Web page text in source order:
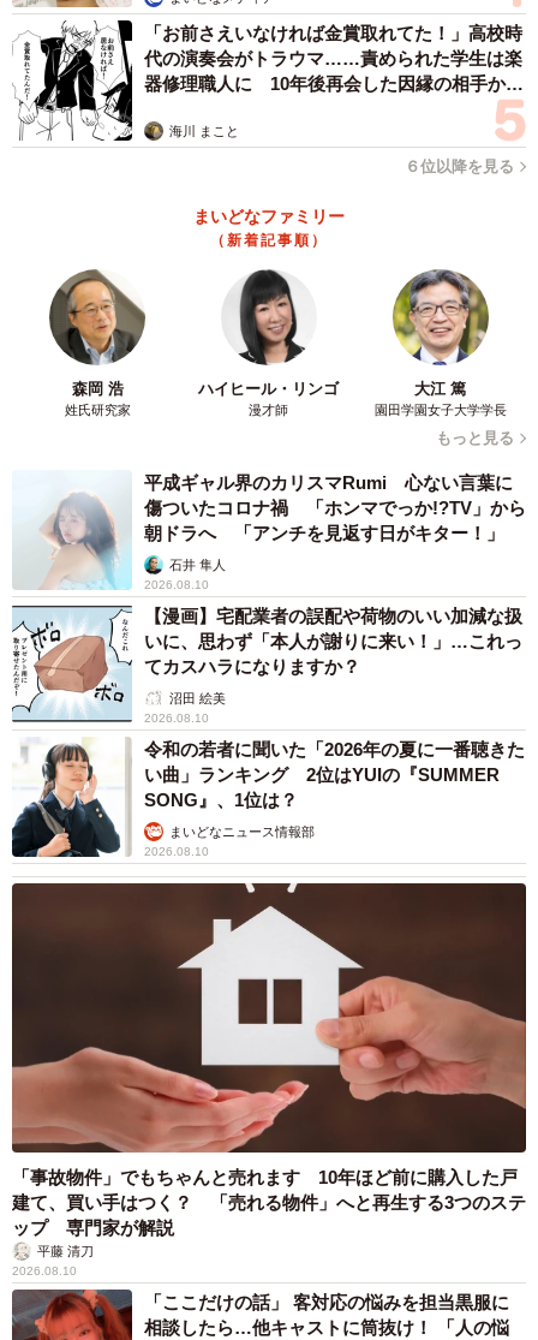
保護後、飼い主さんが差し出した指をペロッと舐めるるるさん（画像提
供：あるくきくらげさん）
るるさんは、人間の食べ物を狙うこともありました。
「テーブルに上がって人間用の刺身を盗み食いすること
た。すると、少しずつ変化が見られ、2歳になる前には落ち
着いてきたんです」
保護から約1カ月後、じっとカメラを見つめるるるさん（画像提供：ある
くきくらげさん）
「お前さえいなければ金賞取れてた！」高校時
代の演奏会がトラウマ……責められた学生は楽
器修理職人に 10年後再会した因縁の相手から
海川 まこと
６位以降を見る
まいどなファミリー
（新着記事順）
森岡 浩
姓氏研究家
ハイヒール・リンゴ
漫才師
大江 篤
園田学園女子大学学長
もっと見る
平成ギャル界のカリスマRumi 心ない言葉に
傷ついたコロナ禍 「ホンマでっか!?TV」から
朝ドラへ 「アンチを見返す日がキター！」
石井 隼人
2026.08.10
【漫画】宅配業者の誤配や荷物のいい加減な扱
いに、思わず「本人が謝りに来い！」…これっ
てカスハラになりますか？
沼田 絵美
2026.08.10
令和の若者に聞いた「2026年の夏に一番聴きた
い曲」ランキング 2位はYUIの『SUMMER
SONG』、1位は？
まいどなニュース情報部
2026.08.10
「事故物件」でもちゃんと売れます 10年ほど前に購入した戸
建て、買い手はつく？ 「売れる物件」へと再生する3つのステ
ップ 専門家が解説
平藤 清刀
2026.08.10
「ここだけの話」 客対応の悩みを担当黒服に
相談したら…他キャストに筒抜け！ 「人の悩